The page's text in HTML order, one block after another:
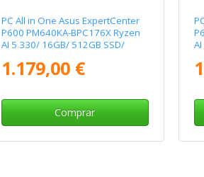
PC All in One Asus ExpertCenter
P600 PM640KA-BPC176X Ryzen
AI 5 330/ 16GB/ 512GB SSD/
1.179,00 €
Comprar